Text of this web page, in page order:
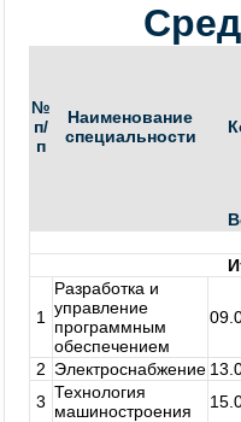
№
п/
п
Наименование
специальности
1
Разработка и
управление
программным
обеспечением
2 Электроснабжение
3 Технология
машиностроения